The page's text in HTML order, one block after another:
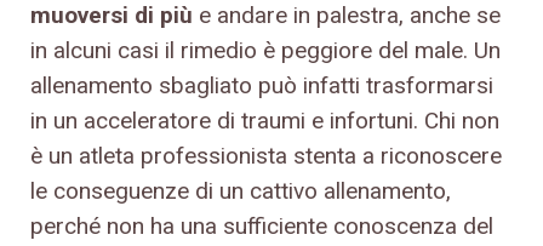
muoversi di più e andare in palestra, anche se
in alcuni casi il rimedio è peggiore del male. Un
allenamento sbagliato può infatti trasformarsi
in un acceleratore di traumi e infortuni. Chi non
è un atleta professionista stenta a riconoscere
le conseguenze di un cattivo allenamento,
perché non ha una sufficiente conoscenza del